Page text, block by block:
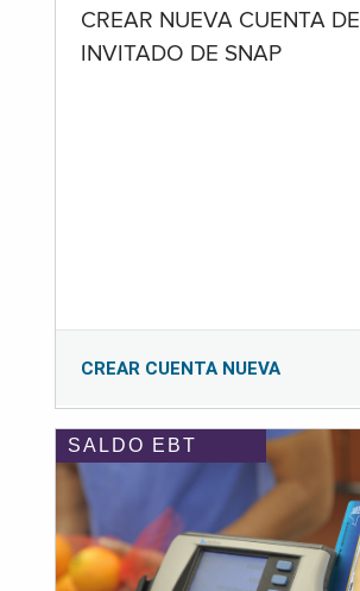
CREAR NUEVA CUENTA DE
INVITADO DE SNAP
CREAR CUENTA NUEVA
SALDO EBT